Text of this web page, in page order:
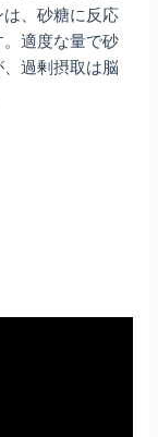
、砂糖に反応
適度な量で砂
過剰摂取は脳